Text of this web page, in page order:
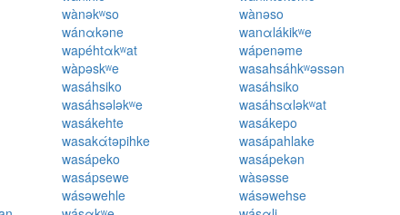
wànəkʷso wànəso
wánαkəne wanαlákikʷe
wapéhtαkʷat wápenəme
wàpəskʷe wasahsáhkʷəssən
wasáhsiko wasáhsiko
wasáhsələkʷe wasáhsαləkʷat
wasákehte wasákepo
wasakάtəpihke wasápahlake
wasápeko wasápekən
wasápsewe wàsəsse
wásəwehle wásəwehse